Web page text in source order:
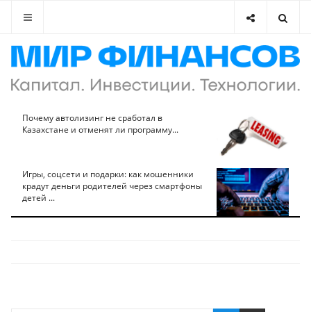
Почему автолизинг не сработал в
Казахстане и отменят ли программу...
Игры, соцсети и подарки: как мошенники
крадут деньги родителей через смартфоны
детей ...